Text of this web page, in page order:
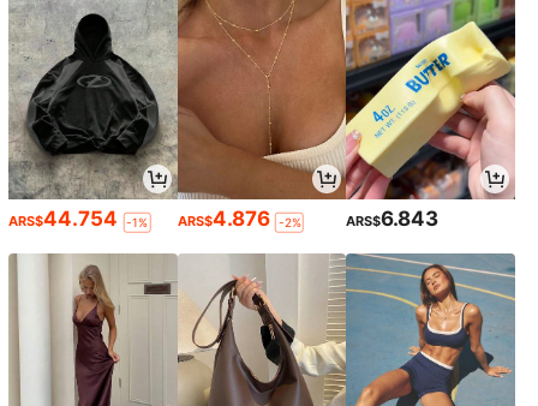
ARS$44.754 -1% ARS$4.876 -2% ARS$6.843